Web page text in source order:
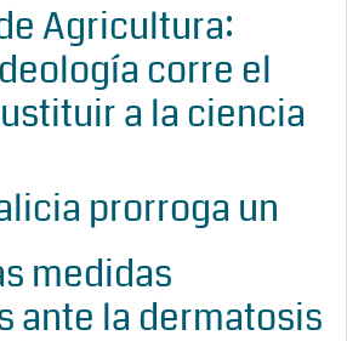
Agricultura:
corre el
a la ciencia
prorroga un
medidas
ante la dermatosis